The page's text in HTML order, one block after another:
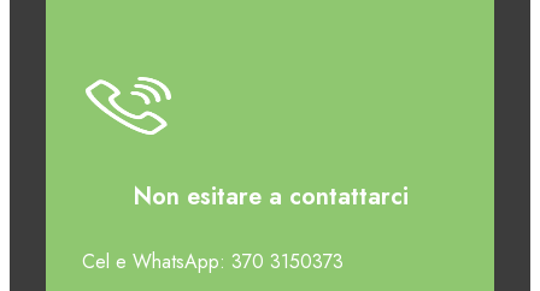
Non esitare a contattarci
Cel e WhatsApp: 370 3150373